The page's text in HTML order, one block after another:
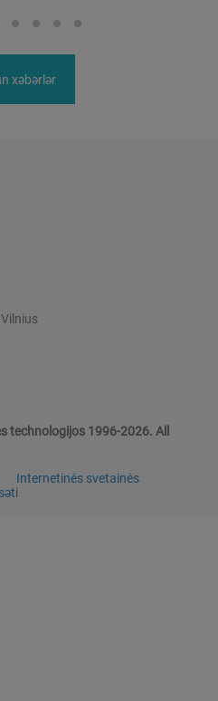
xəbərlər
technologijos 1996-2026. All
Internetinės svetainės